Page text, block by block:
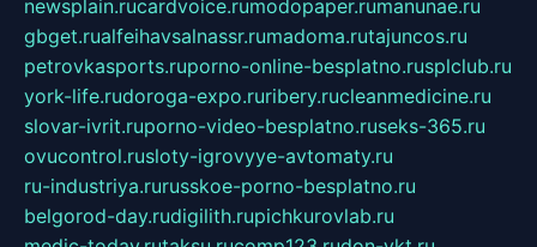
newsplain.rucardvoice.rumodopaper.rumanunae.ru
gbget.rualfeihavsalnassr.rumadoma.rutajuncos.ru
petrovkasports.ruporno-online-besplatno.rusplclub.ru
york-life.rudoroga-expo.ruribery.rucleanmedicine.ru
slovar-ivrit.ruporno-video-besplatno.ruseks-365.ru
ovucontrol.rusloty-igrovyye-avtomaty.ru
ru-industriya.rurusskoe-porno-besplatno.ru
belgorod-day.rudigilith.rupichkurovlab.ru